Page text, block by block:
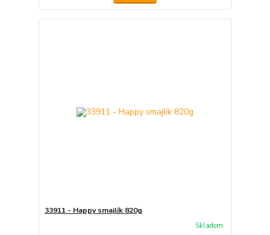
33911 - Happy smajlík 820g
Skladom